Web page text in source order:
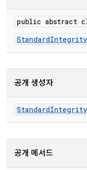
public abstract
공개 생성자
공개 메서드